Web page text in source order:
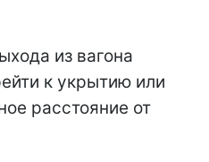
из вагона
к укрытию или
расстояние от